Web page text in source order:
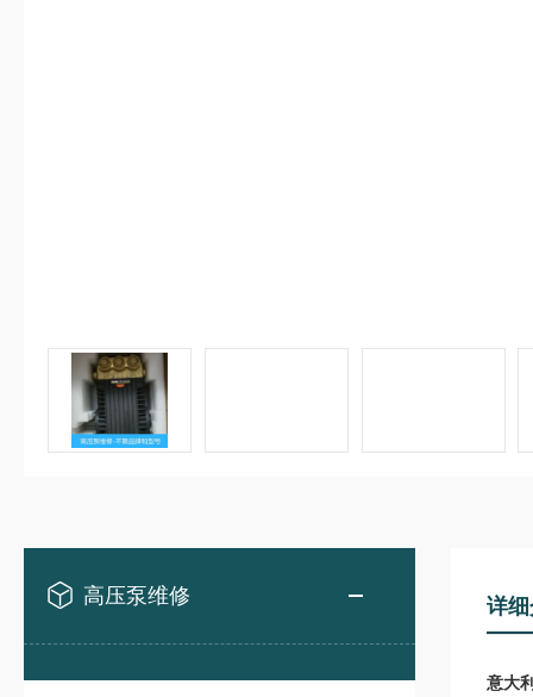
高压泵维修 详
意大